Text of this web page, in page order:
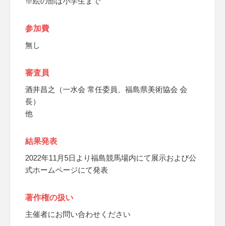
参加費
無し
審査員
酒井昌之（一水会 常任委員、福島県美術協会 会
長）
他
結果発表
2022年11月5日より福島競馬場内にて展示および公
式ホームページにて発表
著作権の扱い
主催者にお問い合わせください